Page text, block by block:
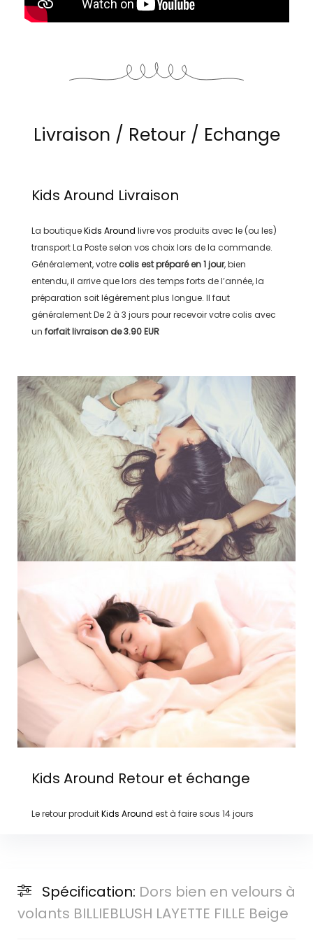
Livraison / Retour / Echange
Kids Around Livraison
La boutiqueKids Around livre vos produits avec le (ou les)
transportLa Posteselon vos choix lors de la commande.
Généralement, votre colis est préparé en1 jour, bien
entendu, il arrive que lors des temps forts de l’année, la
préparation soit légérement plus longue. Il faut
généralementDe 2 à 3 jours pour recevoir votre colis avec
un forfait livraison de3.90 EUR
Kids Around Retour et échange
Le retour produitKids Around est à faire sous 14 jours
Spécification: Dors bien en velours à
volants BILLIEBLUSH LAYETTE FILLE Beige